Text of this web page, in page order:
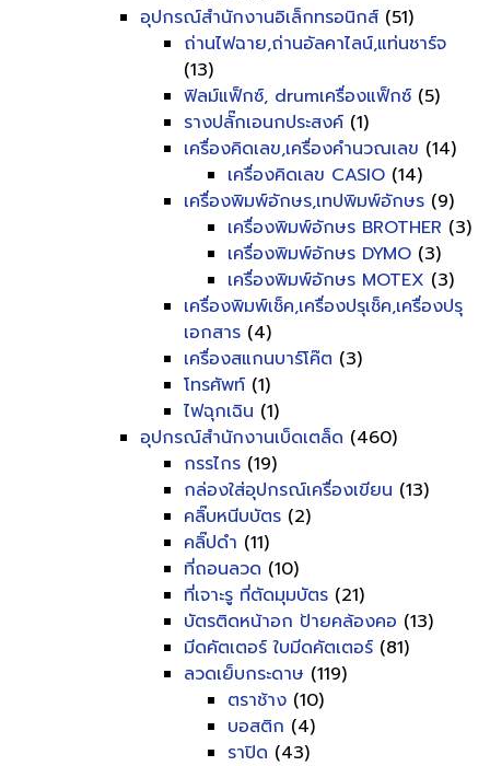
อุปกรณ์สำนักงานอิเล็กทรอนิกส์ (51)
ถ่านไฟฉาย,ถ่านอัลคาไลน์,แท่นชาร์จ
(13)
ฟิลม์แฟ็กซ์, drumเครื่องแฟ็กซ์ (5)
รางปลั๊กเอนกประสงค์ (1)
เครื่องคิดเลข,เครื่องคำนวณเลข (14)
เครื่องคิดเลข CASIO (14)
เครื่องพิมพ์อักษร,เทปพิมพ์อักษร (9)
เครื่องพิมพ์อักษร BROTHER (3)
เครื่องพิมพ์อักษร DYMO (3)
เครื่องพิมพ์อักษร MOTEX (3)
เครื่องพิมพ์เช็ค,เครื่องปรุเช็ค,เครื่องปรุ
เอกสาร (4)
เครื่องสแกนบาร์โค๊ต (3)
โทรศัพท์ (1)
ไฟฉุกเฉิน (1)
อุปกรณ์สำนักงานเบ็ดเตล็ด (460)
กรรไกร (19)
กล่องใส่อุปกรณ์เครื่องเขียน (13)
คลิ๊บหนีบบัตร (2)
คลิ๊ปดำ (11)
ที่ถอนลวด (10)
ที่เจาะรู ที่ตัดมุมบัตร (21)
บัตรติดหน้าอก ป้ายคล้องคอ (13)
มีดคัตเตอร์ ใบมีดคัตเตอร์ (81)
ลวดเย็บกระดาษ (119)
ตราช้าง (10)
บอสติก (4)
ราปิด (43)